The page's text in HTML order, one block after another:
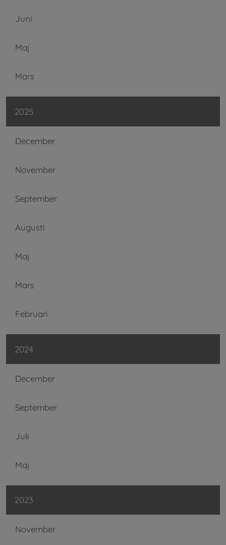
Juni
Maj
Mars
2025
December
November
September
Augusti
Maj
Mars
Februari
2024
December
September
Juli
Maj
2023
November